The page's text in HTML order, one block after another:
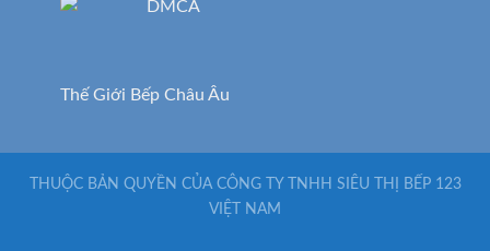
Thế Giới Bếp Châu Âu
THUỘC BẢN QUYỀN CỦA CÔNG TY TNHH SIÊU THỊ BẾP 123
VIỆT NAM